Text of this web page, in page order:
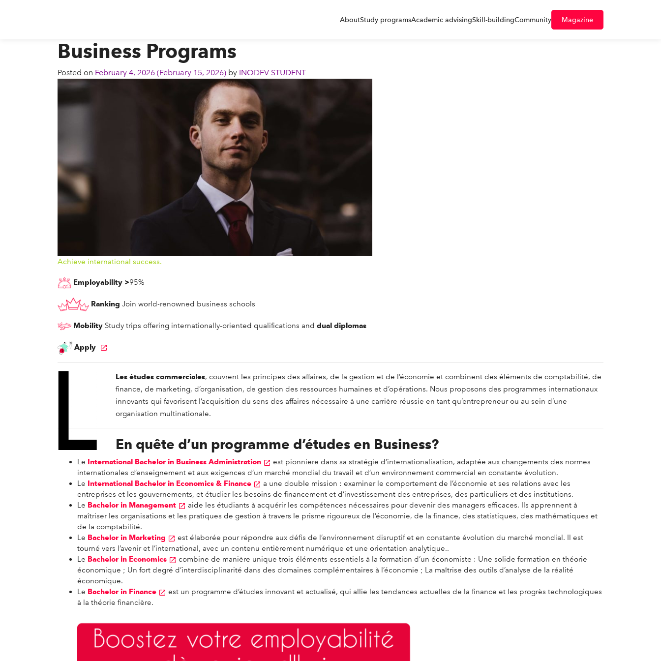
AboutStudy programsAcademic advisingSkill-buildingCommunity Magazine
Business Programs
Posted on February 4, 2026 (February 15, 2026) by INODEV STUDENT
Achieve international success.
Employability >95%
Ranking Join world-renowned business schools
Mobility Study trips offering internationally-oriented qualifications and dual diplomas
Apply
Les études commerciales, couvrent les principes des affaires, de la gestion et de l’économie et combinent des éléments de comptabilité, de
finance, de marketing, d’organisation, de gestion des ressources humaines et d’opérations. Nous proposons des programmes internationaux
innovants qui favorisent l’acquisition du sens des affaires nécessaire à une carrière réussie en tant qu’entrepreneur ou au sein d’une
organisation multinationale.
En quête d’un programme d’études en Business?
Le International Bachelor in Business Administration
est pionniere dans sa stratégie d’internationalisation, adaptée aux changements des normes
internationales d’enseignement et aux exigences d’un marché mondial du travail et d’un environnement commercial en constante évolution.
Le
International Bachelor in Economics & Finance
a une double mission : examiner le comportement de l’économie et ses relations avec les
entreprises et les gouvernements, et étudier les besoins de financement et d’investissement des entreprises, des particuliers et des institutions.
Le Bachelor in Management
aide les étudiants à acquérir les compétences nécessaires pour devenir des managers efficaces. Ils apprennent à
maîtriser les organisations et les pratiques de gestion à travers le prisme rigoureux de l’économie, de la finance, des statistiques, des mathématiques et
de la comptabilité.
Le Bachelor in Marketing
est élaborée pour répondre aux défis de l’environnement disruptif et en constante évolution du marché mondial. Il est
tourné vers l’avenir et l’international, avec un contenu entièrement numérique et une orientation analytique..
Le Bachelor in Economics
combine de manière unique trois éléments essentiels à la formation d’un économiste : Une solide formation en théorie
économique ; Un fort degré d’interdisciplinarité dans des domaines complémentaires à l’économie ; La maîtrise des outils d’analyse de la réalité
économique.
Le Bachelor in Finance
est un programme d’études innovant et actualisé, qui allie les tendances actuelles de la finance et les progrès technologiques
à la théorie financière.